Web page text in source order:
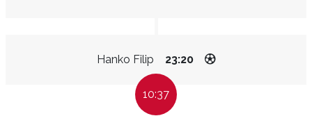
Hanko Filip 23:20
10:37